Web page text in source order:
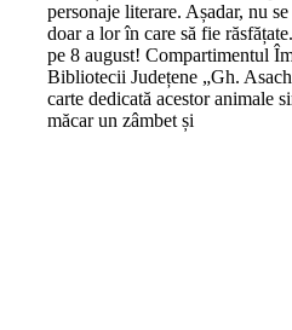
personaje literare. Așadar, nu
doar a lor în care să fie
pe 8 august! Compartimentul
Bibliotecii Județene „Gh.
carte dedicată acestor animale
măcar un zâmbet și